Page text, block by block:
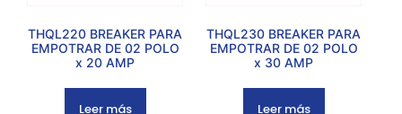
THQL220 BREAKER PARA
EMPOTRAR DE 02 POLO
x 20 AMP
Leer más
THQL230 BREAKER PARA
EMPOTRAR DE 02 POLO
x 30 AMP
Leer más